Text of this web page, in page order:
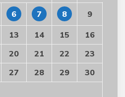
6 7 8 9
13 14 15
16
20 21 22
23
27 28 29
30